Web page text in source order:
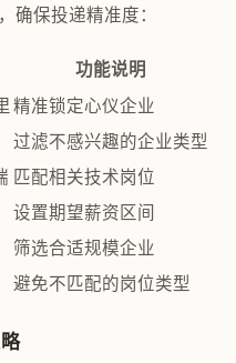
确保投递精准度：
功能说明
精准锁定心仪企业
过滤不感兴趣的企业类型
匹配相关技术岗位
设置期望薪资区间
筛选合适规模企业
避免不匹配的岗位类型